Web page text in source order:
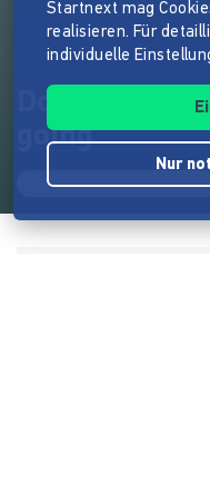
going"
Startnext mag
realisieren. Für
individuelle
Nur